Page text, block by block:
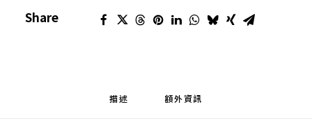
盆
Share
描述 額外資訊